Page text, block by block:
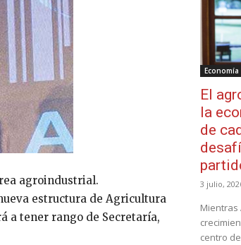
agroindustrial.
estructura de Agricultura
a tener rango de Secretaría,
Economía
El
la
de
3 julio,
Mientras
centro